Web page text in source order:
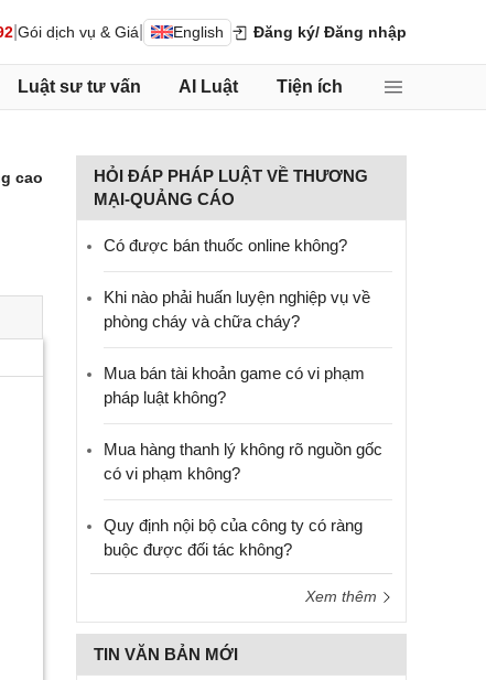
Gói dịch vụ & Giá English Đăng ký/ Đăng nhập
Luật sư tư vấn AI Luật Tiện ích
cao
HỎI ĐÁP PHÁP LUẬT VỀ THƯƠNG
MẠI-QUẢNG CÁO
Có được bán thuốc online không?
Khi nào phải huấn luyện nghiệp vụ về
phòng cháy và chữa cháy?
Mua bán tài khoản game có vi phạm
pháp luật không?
Mua hàng thanh lý không rõ nguồn gốc
có vi phạm không?
Quy định nội bộ của công ty có ràng
buộc được đối tác không?
Xem thêm
TIN VĂN BẢN MỚI